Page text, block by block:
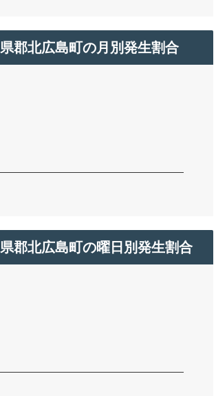
郡北広島町の月別発生割合
郡北広島町の曜日別発生割合